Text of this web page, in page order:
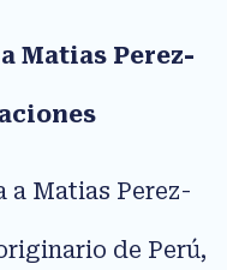
Matias Perez-
a Matias Perez-
de Perú,